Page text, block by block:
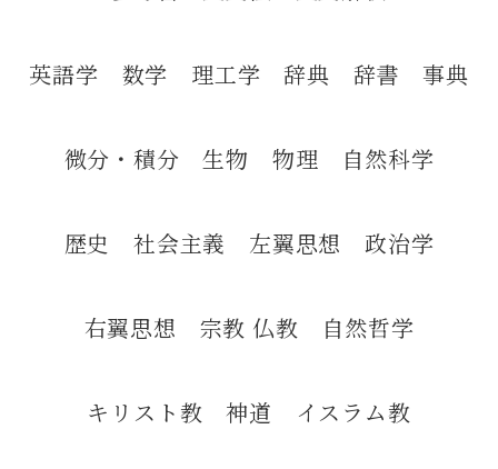
英語学 数学 理工学 辞典 辞書 事典
微分・積分 生物 物理 自然科学
歴史 社会主義 左翼思想 政治学
右翼思想 宗教 仏教 自然哲学
キリスト教 神道 イスラム教